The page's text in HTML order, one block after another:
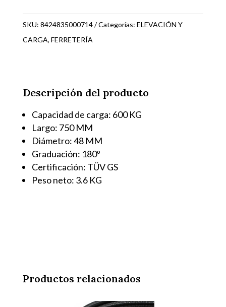
MM
600K
SKU: 8424835000714 Categorías: ELEVACIÓN Y
CARGA, FERRETERÍA
Descripción del producto
Capacidad de carga: 600 KG
Largo: 750 MM
Diámetro: 48 MM
Graduación: 180º
Certificación: TÜV GS
Peso neto: 3.6 KG
Productos relacionados